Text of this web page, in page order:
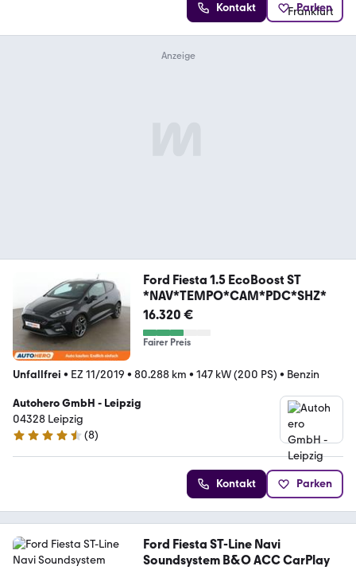
Kontakt Parken
Ford Fiesta 1.5 EcoBoost ST
*NAV*TEMPO*CAM*PDC*SHZ*
16.320 €
Fairer Preis
Unfallfrei • EZ 11/2019 • 80.288 km • 147 kW (200 PS) • Benzin
Autohero GmbH - Leipzig
04328 Leipzig
4.3 Sterne
(8)
Kontakt Parken
Ford Fiesta ST-Line Navi
Soundsystem B&O ACC CarPlay